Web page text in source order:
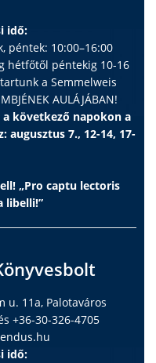
idő:
péntek: 10:00–16:00
hétfőtől péntekig 10-16
a Semmelweis
AULÁJÁBAN!
következő napokon a
augusztus 7., 12-14, 17-
„Pro captu lectoris
libelli!”
u. 11a, Palotaváros
+36-30-326-4705
idő: